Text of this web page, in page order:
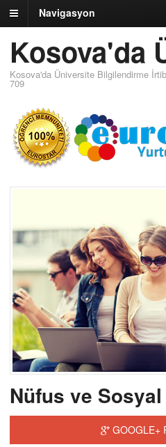
Navigasyon
Kosova'da
Kosova'da Üniversite Bilgilendirme
709
Nüfus ve
GOOGLE+